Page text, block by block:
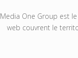
Media One Group est
web couvrent le